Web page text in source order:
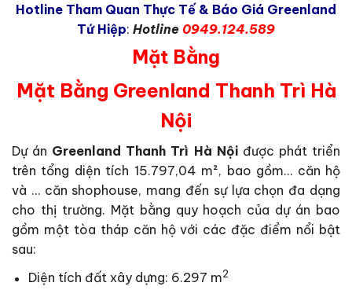
Hotline Tham Quan Thực Tế & Báo Giá Greenland
Tứ Hiệp: Hotline 0949.124.589
Mặt Bằng
Mặt Bằng Greenland Thanh Trì Hà
Nội
Dự án Greenland Thanh Trì Hà Nộiđược phát triển
trên tổng diện tích 15.797,04 m², bao gồm… căn hộ
và … căn shophouse, mang đến sự lựa chọn đa dạng
cho thị trường. Mặt bằng quy hoạch của dự án bao
gồm một tòa tháp căn hộ với các đặc điểm nổi bật
sau:
Diện tích đất xây dựng: 6.297 m2